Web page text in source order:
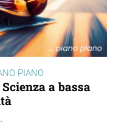
PIANO
a bassa